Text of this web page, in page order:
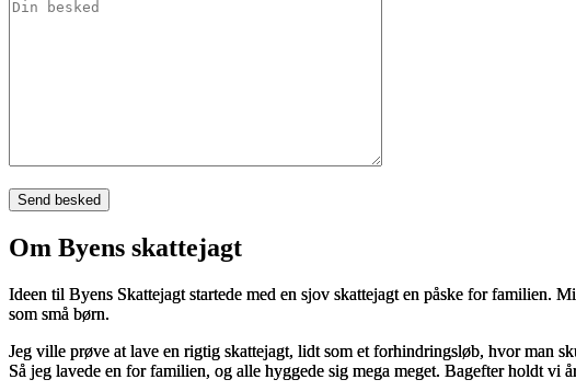
Om Byens skattejagt
Ideen til Byens Skattejagt startede med en sjov skattejagt en påske for familien.
som små børn.
Jeg ville prøve at lave en rigtig skattejagt, lidt som et forhindringsløb, hvor man
Så jeg lavede en for familien, og alle hyggede sig mega meget. Bagefter holdt vi